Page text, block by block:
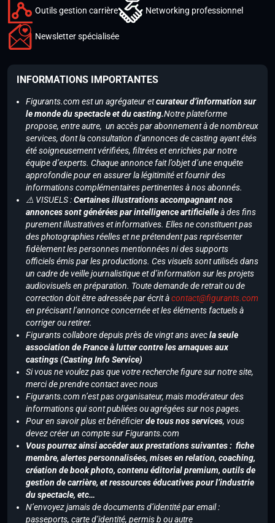
Outils gestion carrière Networking professionnel
Newsletter spécialisée
INFORMATIONS IMPORTANTES
Figurants.com est un agrégateur etcurateur d’information sur
le monde du spectacle et du casting.Notre plateforme
propose, entre autre, un accès par abonnement à de nombreux
services, dont la consultation d’annonces de casting ayant étés
été soigneusement vérifiées, filtrées et enrichies par notre
équipe d’experts. Chaque annonce fait l’objet d’une enquête
approfondie pour en assurer la légitimité et fournir des
informations complémentaires pertinentes à nos abonnés.
⚠️ VISUELS :Certaines illustrations accompagnant nos
annonces sont générées par intelligence artificielleà des fins
purement illustratives et informatives. Elles ne constituent pas
des photographies réelles et ne prétendent pas représenter
fidèlement les personnes mentionnées ni des supports
officiels émis par les productions. Ces visuels sont utilisés dans
un cadre de veille journalistique et d’information sur les projets
audiovisuels en préparation. Toute demande de retrait ou de
correction doit être adressée par écrit àcontact@figurants.com
en précisant l’annonce concernée et les éléments factuels à
corriger ou retirer.
Figurants collabore depuis près de vingt ans avecla seule
association de France à lutter contre les arnaques aux
castings (Casting Info Service)
Si vous ne voulez pas que votre recherche figure sur notre site,
merci de prendre contact avec nous
Figurants.com n’est pas organisateur, mais modérateur des
informations qui sont publiées ou agrégées sur nos pages.
Pour en savoir plus et bénéficierde tous nos services, vous
devez créer un compte sur Figurants.com
Vous pourrez ainsi accéder aux prestations suivantes : fiche
membre, alertes personnalisées, mises en relation, coaching,
création de book photo, contenu éditorial premium, outils de
gestion de carrière, et ressources éducatives pour l’industrie
du spectacle, etc…
N’envoyez jamais de documents d’identité par email :
passeports, carte d’identité, permis b ou autre